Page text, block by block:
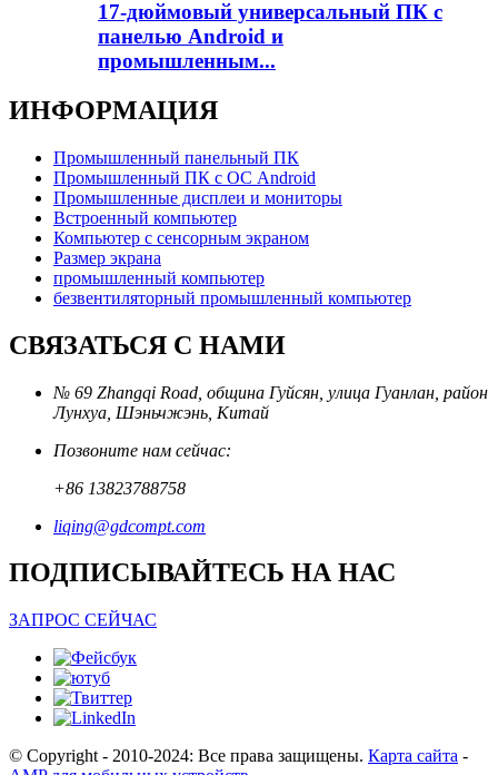
17-дюймовый универсальный ПК с
панелью Android и
промышленным...
ИНФОРМАЦИЯ
Промышленный панельный ПК
Промышленный ПК с ОС Android
Промышленные дисплеи и мониторы
Встроенный компьютер
Компьютер с сенсорным экраном
Размер экрана
промышленный компьютер
безвентиляторный промышленный компьютер
СВЯЗАТЬСЯ С НАМИ
№ 69 Zhangqi Road, община Гуйсян, улица Гуанлан, район
Лунхуа, Шэньчжэнь, Китай
Позвоните нам сейчас:
+86 13823788758
liqing@gdcompt.com
ПОДПИСЫВАЙТЕСЬ НА НАС
ЗАПРОС СЕЙЧАС
© Copyright - 2010-2024: Все права защищены. Карта сайта -